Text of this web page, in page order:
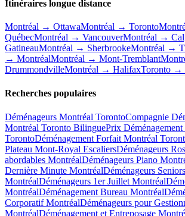
Itinéraires longue distance
Montréal → OttawaMontréal → Toronto
QuébecMontréal → VancouverMontréal →
GatineauMontréal → SherbrookeMontréal →
→ MontréalMontréal → Mont-Tremblant
DrummondvilleMontréal → HalifaxToronto →
Recherches populaires
Déménageurs Montréal TorontoCompagnie
Montréal Toronto BilinguePrix
TorontoDéménagement Forfait Montréal
Plateau Mont-Royal EscaliersDéménageurs
abordables MontréalDéménageurs Piano
Dernière Minute MontréalDéménageurs Seniors
MontréalDéménageurs 1er Juillet Montréal
MontréalDéménagement Bureau Montréal
Corporatif MontréalDéménageurs pour
MontréalDéménagement et Entreposage